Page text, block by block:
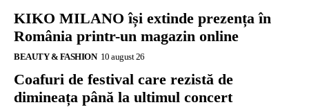
KIKO MILANO își extinde prezența în
România printr-un magazin online
BEAUTY & FASHION 10 august 26
Coafuri de festival care rezistă de
dimineața până la ultimul concert